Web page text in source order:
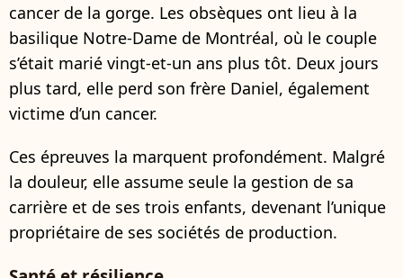
cancer de la gorge. Les obsèques ont lieu à la
basilique Notre-Dame de Montréal, où le couple
s’était marié vingt-et-un ans plus tôt. Deux jours
plus tard, elle perd son frère Daniel, également
victime d’un cancer.
Ces épreuves la marquent profondément. Malgré
la douleur, elle assume seule la gestion de sa
carrière et de ses trois enfants, devenant l’unique
propriétaire de ses sociétés de production.